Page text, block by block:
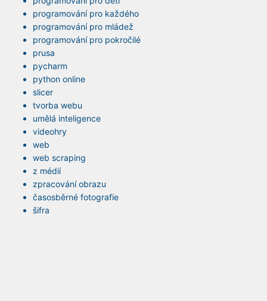
programování pro každého
programování pro mládež
programování pro pokročilé
prusa
pycharm
python online
slicer
tvorba webu
umělá inteligence
videohry
web
web scraping
z médií
zpracování obrazu
časosběrné fotografie
šifra